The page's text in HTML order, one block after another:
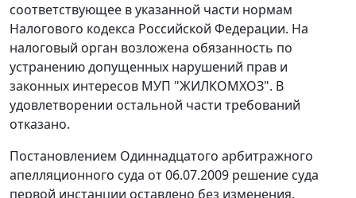
соответствующее в указанной части нормам
Налогового кодекса Российской Федерации. На
налоговый орган возложена обязанность по
устранению допущенных нарушений прав и
законных интересов МУП "ЖИЛКОМХОЗ". В
удовлетворении остальной части требований
отказано.
Постановлением Одиннадцатого арбитражного
апелляционного суда от 06.07.2009 решение суда
первой инстанции оставлено без изменения.